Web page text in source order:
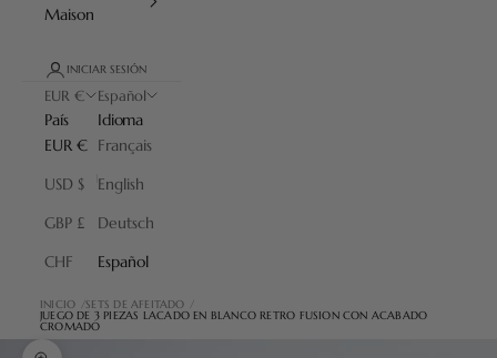
Maison
INICIAR SESIÓN
EUR €
País
EUR €
USD $
GBP £
CHF
Español
Idioma
Français
English
Deutsch
Español
INICIO SETS DE AFEITADO
JUEGO DE 3 PIEZAS LACADO EN BLANCO RETRO FUSION CON ACABADO
CROMADO